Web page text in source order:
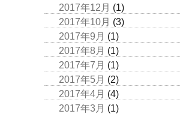
2017年12月 (1)
2017年10月 (3)
2017年9月 (1)
2017年8月 (1)
2017年7月 (1)
2017年5月 (2)
2017年4月 (4)
2017年3月 (1)